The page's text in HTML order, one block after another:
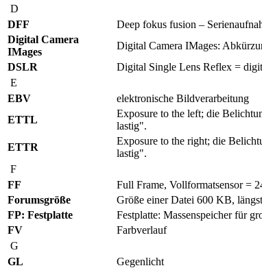
D
DFF
Deep fokus fusion –
Digital Camera
IMages
Digital Camera IMages:
DSLR
Digital Single Lens Reflex =
E
EBV
elektronische Bildverarbeitung
ETTL
Exposure to the left; die
lastig".
ETTR
Exposure to the right; die
lastig".
F
FF
Full Frame, Vollformatsensor =
Forumsgröße
Größe einer Datei 600 KB,
FP: Festplatte
Festplatte: Massenspeicher für
FV
Farbverlauf
G
GL
Gegenlicht